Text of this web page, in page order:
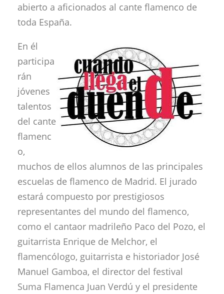
abierto a aficionados al cante flamenco de
toda España.
En él
participa
rán
jóvenes
talentos
del cante
flamenc
o,
muchos de ellos alumnos de las principales
escuelas de flamenco de Madrid. El jurado
estará compuesto por prestigiosos
representantes del mundo del flamenco,
como el cantaor madrileño Paco del Pozo, el
guitarrista Enrique de Melchor, el
flamencólogo, guitarrista e historiador José
Manuel Gamboa, el director del festival
Suma Flamenca Juan Verdú y el presidente